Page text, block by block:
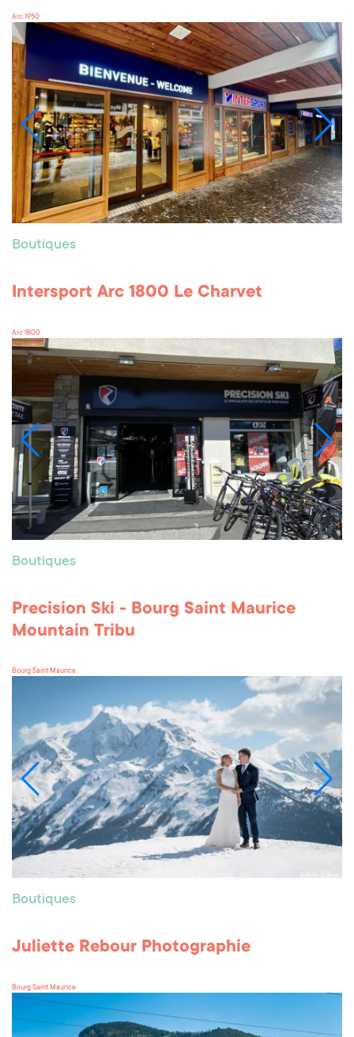
Arc 1950
Boutiques
Intersport Arc 1800 Le Charvet
Arc 1800
Boutiques
Precision Ski - Bourg Saint Maurice
Mountain Tribu
Bourg Saint Maurice
Boutiques
Juliette Rebour Photographie
Bourg Saint Maurice